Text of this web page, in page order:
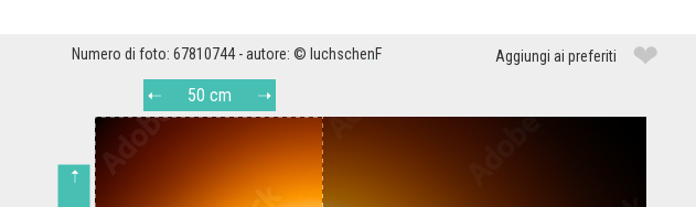
Numero di foto: 67810744 - autore: © luchschenF Aggiungi ai preferiti ❤
50 cm